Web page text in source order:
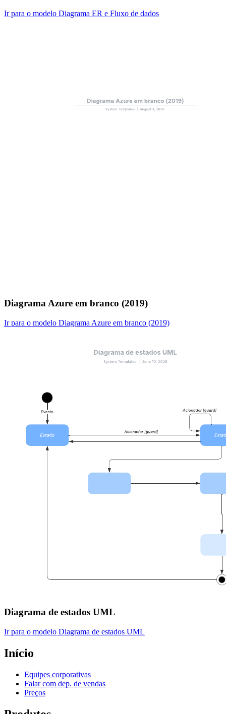
Ir para o modelo Diagrama ER e Fluxo de dados
Diagrama Azure em branco (2019)
Ir para o modelo Diagrama Azure em branco (2019)
Diagrama de estados UML
Ir para o modelo Diagrama de estados UML
Início
Equipes corporativas
Falar com dep. de vendas
Preços